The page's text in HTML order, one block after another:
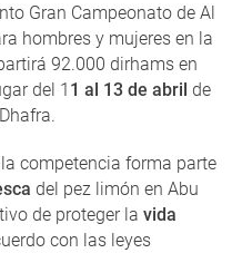
Gran Campeonato de Al
hombres y mujeres en la
92.000 dirhams en
del 1 1 al 13 de abril de
competencia forma parte
del pez limón en Abu
de proteger la vida
con las leyes